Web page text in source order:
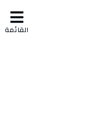
القائمة